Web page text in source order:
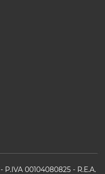
- P.IVA 00104080825 - R.E.A.